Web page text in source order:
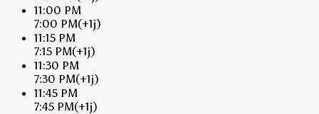
11:00 PM
7:00 PM(+1j)
11:15 PM
7:15 PM(+1j)
11:30 PM
7:30 PM(+1j)
11:45 PM
7:45 PM(+1j)